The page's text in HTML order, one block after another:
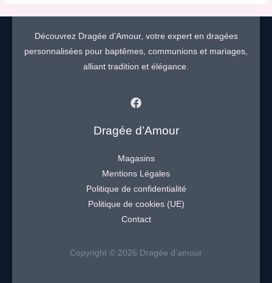
Découvrez Dragée d’Amour, votre expert en dragées
personnalisées pour baptêmes, communions et mariages,
alliant tradition et élégance.
Dragée d’Amour
Magasins
Mentions Légales
Politique de confidentialité
Politique de cookies (UE)
Contact
Copyright © 2026 Dragée d'amour